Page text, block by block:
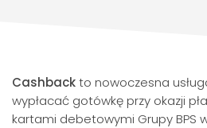
Cashbackto nowoczesna
wypłacać gotówkę przy okazji
kartami debetowymi Grupy BPS